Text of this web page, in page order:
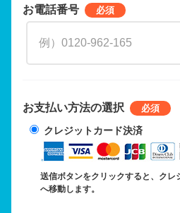
お電話番号
お支払い方法の選択
クレジットカード決済
送信ボタンをクリックすると、クレ
へ移動します。